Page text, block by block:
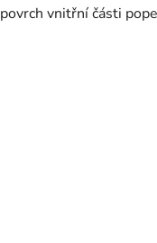
povrch vnitřní části